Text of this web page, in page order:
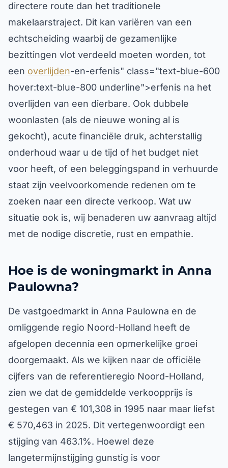
directere route dan het traditionele
makelaarstraject. Dit kan variëren van een
echtscheiding waarbij de gezamenlijke
bezittingen vlot verdeeld moeten worden, tot
een overlijden-en-erfenis" class="text-blue-600
hover:text-blue-800 underline">erfenis na het
overlijden van een dierbare. Ook dubbele
woonlasten (als de nieuwe woning al is
gekocht), acute financiële druk, achterstallig
onderhoud waar u de tijd of het budget niet
voor heeft, of een beleggingspand in verhuurde
staat zijn veelvoorkomende redenen om te
zoeken naar een directe verkoop. Wat uw
situatie ook is, wij benaderen uw aanvraag altijd
met de nodige discretie, rust en empathie.
Hoe is de woningmarkt in Anna
Paulowna?
De vastgoedmarkt in Anna Paulowna en de
omliggende regio Noord-Holland heeft de
afgelopen decennia een opmerkelijke groei
doorgemaakt. Als we kijken naar de officiële
cijfers van de referentieregio Noord-Holland,
zien we dat de gemiddelde verkoopprijs is
gestegen van € 101,308 in 1995 naar maar liefst
€ 570,463 in 2025. Dit vertegenwoordigt een
stijging van 463.1%. Hoewel deze
langetermijnstijging gunstig is voor